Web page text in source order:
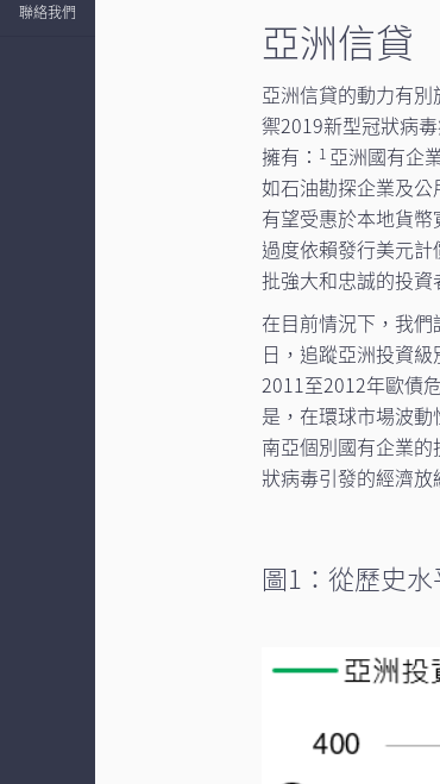
聯絡我們
亞洲信貸
亞洲信貸的動力有
禦2019新型冠狀病
擁有： 1 亞洲國有企
如石油勘探企業及
有望受惠於本地貨
過度依賴發行美元
批強大和忠誠的投資
在目前情況下，我
日，追蹤亞洲投資
2011至2012年歐債
是，在環球市場波
南亞個別國有企業
狀病毒引發的經濟
圖1：從歷史